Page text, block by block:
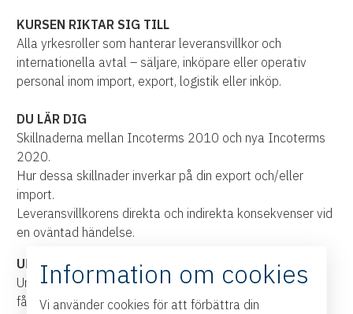
KURSEN RIKTAR SIG TILL
Alla yrkesroller som hanterar leveransvillkor och
internationella avtal – säljare, inköpare eller operativ
personal inom import, export, logistik eller inköp.
DU LÄR DIG
Skillnaderna mellan Incoterms 2010 och nya Incoterms
2020.
Hur dessa skillnader inverkar på din export och/eller
import.
Leveransvillkorens direkta och indirekta konsekvenser vid
en oväntad händelse.
UPPLÄGG
Under kursen hålls föreläsning om leveransvillkor och du
får möjlighet att ställa frågor.
Information om cookies
Vi använder cookies för att förbättra din